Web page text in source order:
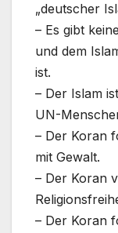
„deutscher
– Es gibt
und dem
ist.
– Der Islam
UN-
– Der Koran
mit Gewalt.
– Der Koran
– Der Koran